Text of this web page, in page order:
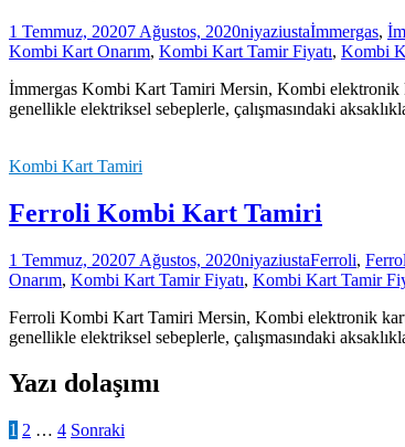
1 Temmuz, 20207 Ağustos, 2020niyaziustaİmmergas,
Kombi Kart Onarım, Kombi Kart Tamir Fiyatı, Kombi
İmmergas Kombi Kart Tamiri Mersin, Kombi elektronik
genellikle elektriksel sebeplerle, çalışmasındaki
Kombi Kart Tamiri
Ferroli Kombi Kart Tamiri
1 Temmuz, 20207 Ağustos, 2020niyaziustaFerroli,
Onarım, Kombi Kart Tamir Fiyatı, Kombi Kart Tamir
Ferroli Kombi Kart Tamiri Mersin, Kombi elektronik
genellikle elektriksel sebeplerle, çalışmasındaki
Yazı dolaşımı
1 2 … 4 Sonraki